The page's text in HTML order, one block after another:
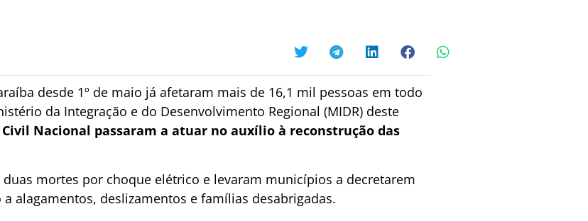
desde 1º de maio já afetaram mais de 16,1 mil pessoas em todo
da Integração e do Desenvolvimento Regional (MIDR) deste
Civil Nacional passaram a atuar no auxílio à reconstrução das
mortes por choque elétrico e levaram municípios a decretarem
alagamentos, deslizamentos e famílias desabrigadas.